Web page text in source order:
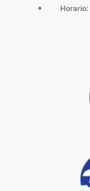
Horario: